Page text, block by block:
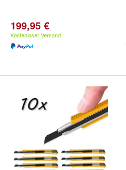
199,95 €
Kostenloser Versand